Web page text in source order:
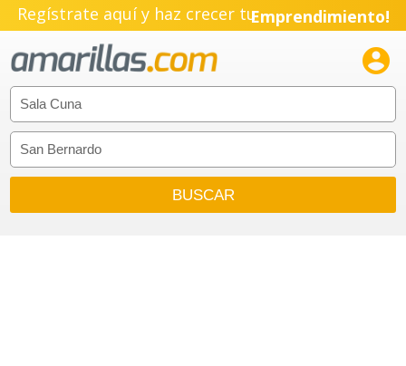
Regístrate aquí y haz crecer tuEmprendimiento!
